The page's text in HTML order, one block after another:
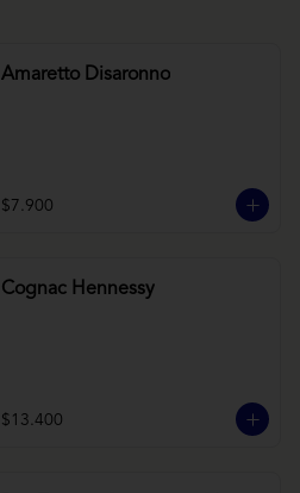
Amaretto Disaronno
$7.900
Cognac Hennessy
$13.400